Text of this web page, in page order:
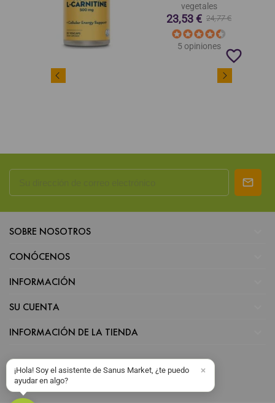
vegetales
23,53 € 24,77 €
5 opiniones
favorite_border
SOBRE NOSOTROS
CONÓCENOS
INFORMACIÓN
SU CUENTA
INFORMACIÓN DE LA TIENDA
¡Hola! Soy el asistente de Sanus Market, ¿te puedo
ayudar en algo?